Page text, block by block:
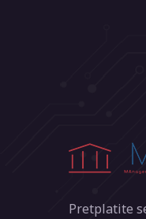
Pretplatite